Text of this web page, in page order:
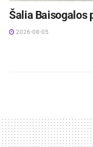
Šalia Baisogalos
2026-08-05